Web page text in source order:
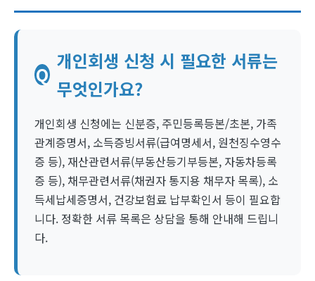
Q
개인회생 신청 시 필요한 서류는
무엇인가요?
개인회생 신청에는 신분증, 주민등록등본/초본, 가족
관계증명서, 소득증빙서류(급여명세서, 원천징수영수
증 등), 재산관련서류(부동산등기부등본, 자동차등록
증 등), 채무관련서류(채권자 통지용 채무자 목록), 소
득세납세증명서, 건강보험료 납부확인서 등이 필요합
니다. 정확한 서류 목록은 상담을 통해 안내해 드립니
다.